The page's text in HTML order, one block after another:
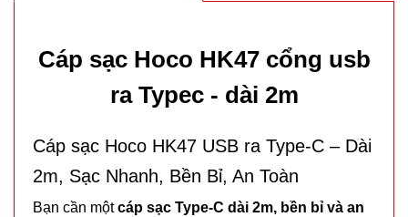
Cáp sạc Hoco HK47 cổng usb
ra Typec - dài 2m
Cáp sạc Hoco HK47 USB ra Type-C – Dài
2m, Sạc Nhanh, Bền Bỉ, An Toàn
Bạn cần mộtcáp sạc Type-C dài 2m, bền bỉ và an